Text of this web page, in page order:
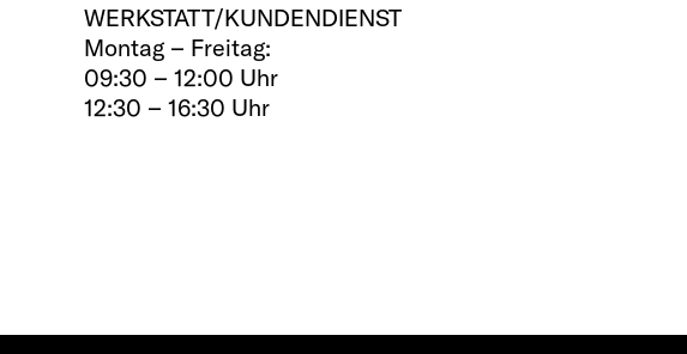
WERKSTATT/KUNDENDIENST
Montag – Freitag:
09:30 – 12:00 Uhr
12:30 – 16:30 Uhr